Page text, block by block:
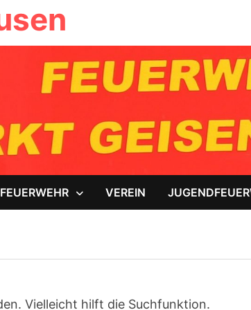
FEUERWEHR VEREIN
Vielleicht hilft die Suchfunktion.